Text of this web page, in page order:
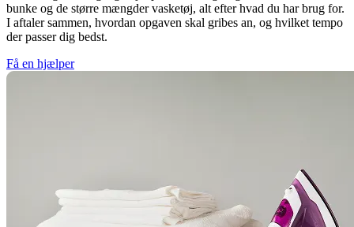
bunke og de større mængder vasketøj, alt efter hvad du har brug for.
I aftaler sammen, hvordan opgaven skal gribes an, og hvilket tempo
der passer dig bedst.
Få en hjælper